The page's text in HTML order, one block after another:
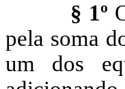
§ 1º
pela soma
um dos